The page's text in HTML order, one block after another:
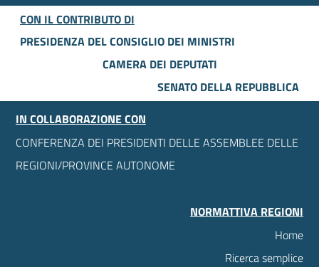
CON IL CONTRIBUTO DI
PRESIDENZA DEL CONSIGLIO DEI MINISTRI
CAMERA DEI DEPUTATI
SENATO DELLA REPUBBLICA
IN COLLABORAZIONE CON
CONFERENZA DEI PRESIDENTI DELLE ASSEMBLEE DELLE
REGIONI/PROVINCE AUTONOME
NORMATTIVA REGIONI
Home
Ricerca semplice